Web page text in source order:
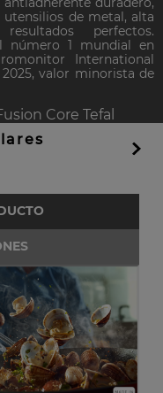
utensilios de metal, alta
perfectos.
número 1 mundial en
International
valor minorista de